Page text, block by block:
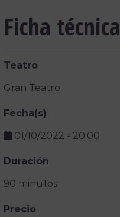
Ficha técnica
Teatro
Gran Teatro
Fecha(s)
01/10/2022 - 20:00
Duración
90 minutos
Precio